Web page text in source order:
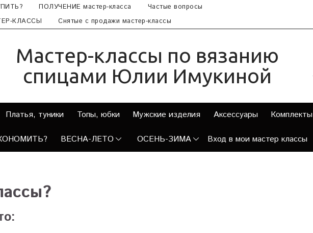
ПОЛУЧЕНИЕ мастер-класса
Частые вопросы
КЛАССЫ Снятые с продажи мастер-классы
Мастер-классы по вязанию
спицами Юлии Имукиной
Платья, туники Топы, юбки Мужские изделия Аксессуары Комплекты
ВЕСНА-ЛЕТО ОСЕНЬ-ЗИМА Вход в мои мастер классы